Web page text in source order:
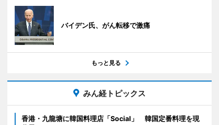
バイデン氏、がん転移で激痛
もっと見る
みん経トピックス
香港・九龍塘に韓国料理店「Social」 韓国定番料理を現